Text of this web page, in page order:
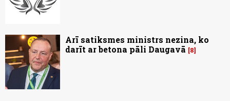
Arī satiksmes ministrs nezina, ko
darīt ar betona pāli Daugavā
8